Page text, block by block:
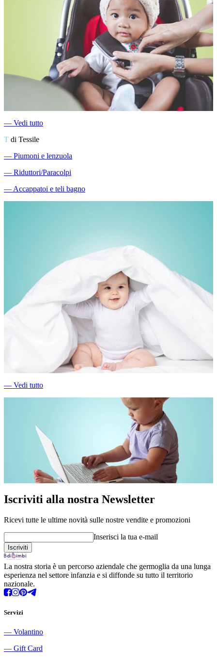
― Vedi tutto
T di Tessile
― Piumoni e lenzuola
― Riduttori/Paracolpi
―Accappatoi e teli bagno
― Vedi tutto
Iscriviti alla nostra Newsletter
Ricevi tutte le ultime novità sulle nostre vendite e promozioni
Inserisci la tua e-mail
La nostra storia è un percorso aziendale che germoglia da una lunga
esperienza nel settore infanzia e si diffonde su tutto il territorio
nazionale.
Servizi
― Volantino
― Gift Card